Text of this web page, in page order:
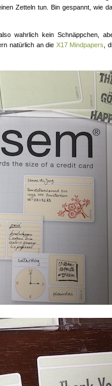
Zetteln tun. Bin gespannt, wie
wahrlich kein Schnäppchen,
natürlich an die X17 Mindpapers
,